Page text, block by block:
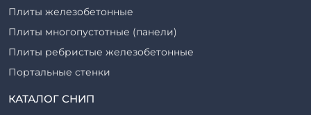
Плиты железобетонные
Плиты многопустотные (панели)
Плиты ребристые железобетонные
Портальные стенки
Прогоны железобетонные
КАТАЛОГ СНИП